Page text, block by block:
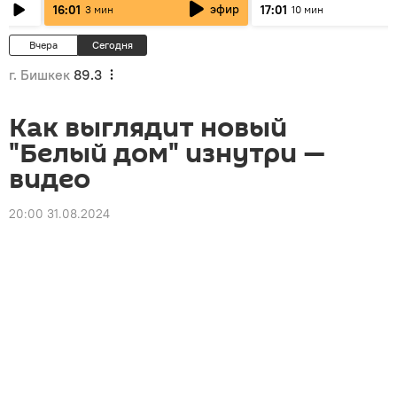
16:01 3 мин эфир 17:01 10 мин
Вчера Сегодня
г. Бишкек 89.3
Как выглядит новый
"Белый дом" изнутри —
видео
20:00 31.08.2024